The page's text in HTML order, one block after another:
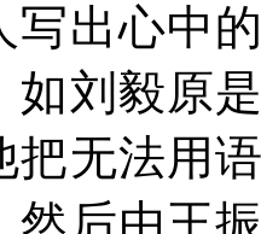
写出心中
如刘毅原
把无法用
然后由王